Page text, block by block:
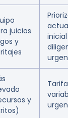
juicios
y
y
Tarifa